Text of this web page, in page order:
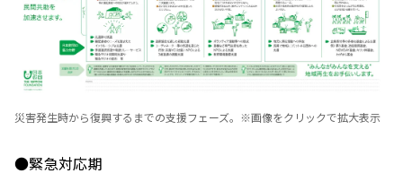
災害発生時から復興するまでの支援フェーズ。※画像をクリックで拡大表示
●緊急対応期